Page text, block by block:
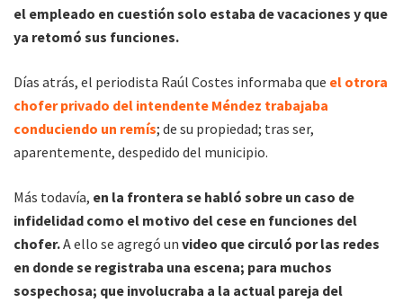
el empleado en cuestión solo estaba de vacaciones y que
ya retomó sus funciones.
Días atrás, el periodista Raúl Costes informaba que el otrora
chofer privado del intendente Méndez trabajaba
conduciendo un remís; de su propiedad; tras ser,
aparentemente, despedido del municipio.
Más todavía, en la frontera se habló sobre un caso de
infidelidad como el motivo del cese en funciones del
chofer.A ello se agregó un video que circuló por las redes
en donde se registraba una escena; para muchos
sospechosa; que involucraba a la actual pareja del